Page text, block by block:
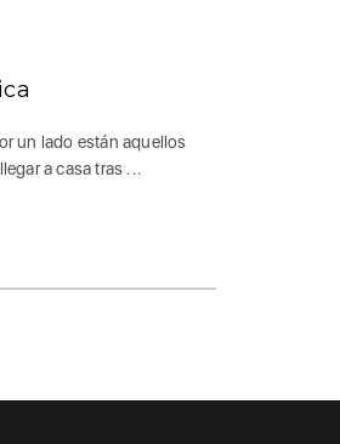
un lado están aquellos
a casa tras ...